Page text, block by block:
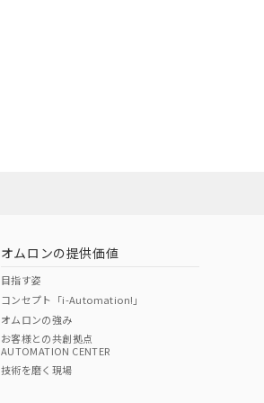
オムロンの提供価値
目指す姿
コンセプト「i-Automation!」
オムロンの強み
お客様との共創拠点
AUTOMATION CENTER
技術を磨く現場